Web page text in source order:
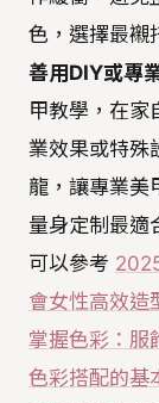
色，選擇最襯
善用DIY或專
甲教學，在家
業效果或特殊
龍，讓專業美
量身定制最適
可以參考
會女性高效造
掌握色彩：服
色彩搭配的基